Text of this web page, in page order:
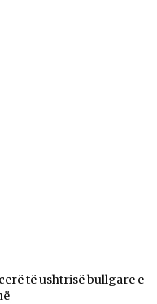
të ushtrisë bullgare e